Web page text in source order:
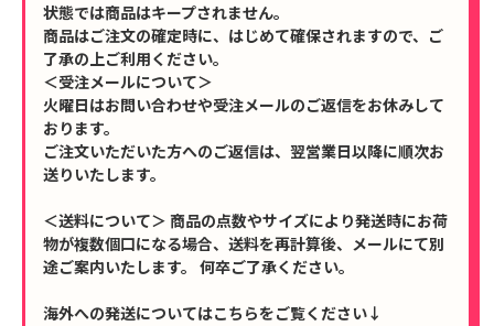
状態では商品はキープされません。
商品はご注文の確定時に、はじめて確保されますので、ご
了承の上ご利用ください。
＜受注メールについて＞
火曜日はお問い合わせや受注メールのご返信をお休みして
おります。
ご注文いただいた方へのご返信は、翌営業日以降に順次お
送りいたします。
＜送料について＞ 商品の点数やサイズにより発送時にお荷
物が複数個口になる場合、送料を再計算後、メールにて別
途ご案内いたします。 何卒ご了承ください。
海外への発送についてはこちらをご覧ください↓